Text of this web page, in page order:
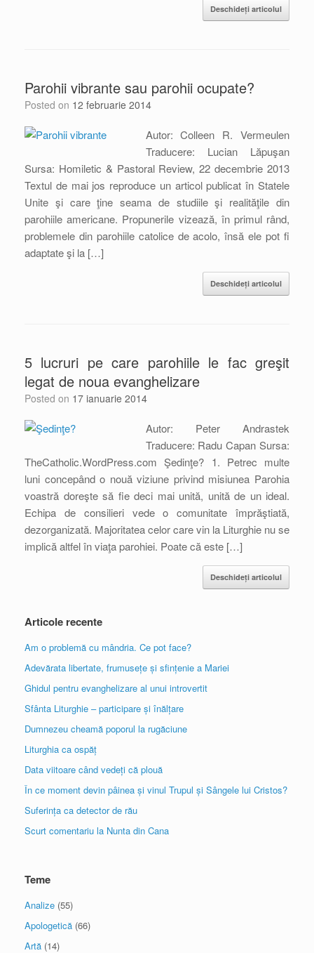
Deschideți articolul
Parohii vibrante sau parohii ocupate?
Posted on 12 februarie 2014
Autor: Colleen R. Vermeulen
Traducere: Lucian Lăpuşan
Sursa: Homiletic & Pastoral Review, 22 decembrie 2013
Textul de mai jos reproduce un articol publicat în Statele
Unite şi care ţine seama de studiile şi realităţile din
parohiile americane. Propunerile vizează, în primul rând,
problemele din parohiile catolice de acolo, însă ele pot fi
adaptate şi la […]
Deschideți articolul
5 lucruri pe care parohiile le fac greşit
legat de noua evanghelizare
Posted on 17 ianuarie 2014
Autor: Peter Andrastek
Traducere: Radu Capan Sursa:
TheCatholic.WordPress.com Şedinţe? 1. Petrec multe
luni concepând o nouă viziune privind misiunea Parohia
voastră doreşte să fie deci mai unită, unită de un ideal.
Echipa de consilieri vede o comunitate împrăştiată,
dezorganizată. Majoritatea celor care vin la Liturghie nu se
implică altfel în viaţa parohiei. Poate că este […]
Deschideți articolul
Articole recente
Am o problemă cu mândria. Ce pot face?
Adevărata libertate, frumusețe și sfințenie a Mariei
Ghidul pentru evanghelizare al unui introvertit
Sfânta Liturghie – participare și înălțare
Dumnezeu cheamă poporul la rugăciune
Liturghia ca ospăț
Data viitoare când vedeți că plouă
În ce moment devin pâinea și vinul Trupul și Sângele lui Cristos?
Suferința ca detector de rău
Scurt comentariu la Nunta din Cana
Teme
Analize (55)
Apologetică (66)
Artă (14)